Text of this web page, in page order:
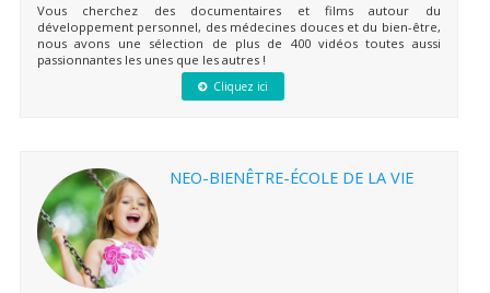
Vous cherchez des documentaires et films autour du
développement personnel, des médecines douces et du bien-être,
nous avons une sélection de plus de 400 vidéos toutes aussi
passionnantes les unes que les autres !
Cliquez ici
NEO-BIENÊTRE-ÉCOLE DE LA VIE